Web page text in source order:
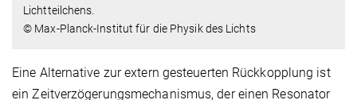
Lichtteilchens.
© Max-Planck-Institut für die Physik des Lichts
Eine Alternative zur extern gesteuerten Rückkopplung ist
ein Zeitverzögerungsmechanismus, der einen Resonator